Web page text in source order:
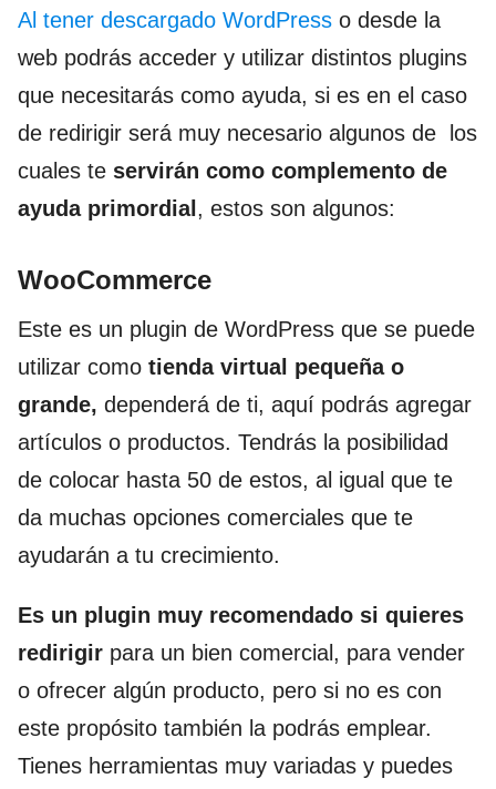
Al tener descargado WordPress o desde la
web podrás acceder y utilizar distintos plugins
que necesitarás como ayuda, si es en el caso
de redirigir será muy necesario algunos de los
cuales te servirán como complemento de
ayuda primordial , estos son algunos:
WooCommerce
Este es un plugin de WordPress que se puede
utilizar como tienda virtual pequeña o
grande, dependerá de ti, aquí podrás agregar
artículos o productos. Tendrás la posibilidad
de colocar hasta 50 de estos, al igual que te
da muchas opciones comerciales que te
ayudarán a tu crecimiento.
Es un plugin muy recomendado si quieres
redirigir para un bien comercial, para vender
o ofrecer algún producto, pero si no es con
este propósito también la podrás emplear.
Tienes herramientas muy variadas y puedes